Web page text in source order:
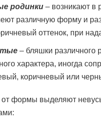
родинки – возникают в
различную форму и
оттенок, при
– бляшки различного
характера, иногда
коричневый или
от формы выделяют